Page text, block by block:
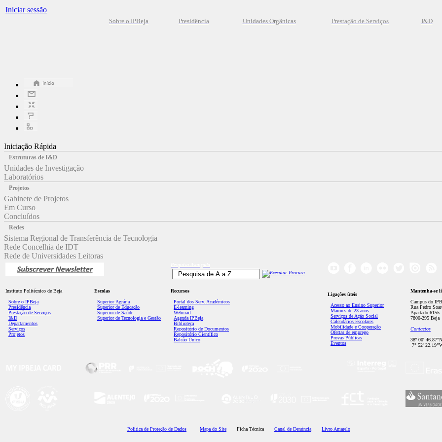
Iniciar sessão
Sobre o IPBeja Presidência Unidades Orgânicas Prestação de Serviços I&D
Iniciação Rápida
Estruturas de I&D
Unidades de Investigação
Laboratórios
Projetos
Gabinete de Projetos
Em Curso
Concluídos
Redes
Sistema Regional de Transferência de Tecnologia
Rede Concelhia de IDT
Rede de Universidades Leitoras
Instituto Politécnico de Beja
Sobre o IPBeja
Presidência
Prestação de Serviços
I&D
Departamentos
Serviços
Projetos
Escolas
Superior Agrária
Superior de Educação
Superior de Saúde
Superior de Tecnologia e Gestão
Recursos
Portal dos Serv. Académicos
E-learning
Webmail
Agenda IPBeja
Biblioteca
Repositório de Documentos
Repositório Científico
Balcão Único
Ligações úteis
Acesso ao Ensino Superior
Maiores de 23 anos
Serviços de Ação Social
Calendários Escolares
Mobilidade e Cooperação
Ofertas de emprego
Provas Públicas
Eventos
Mantenha-se
Campus do
Rua Pedro
Apartado 6155
7800-295 Beja
Contactos
38º 00' 46.87''N
7° 52'
Política de Proteção de Dados Mapa do Site Ficha Técnica Canal de Denúncia Livro Amarelo